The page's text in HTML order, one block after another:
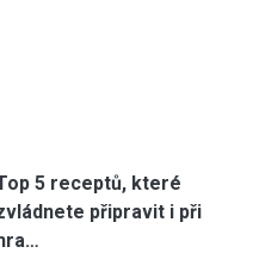
5 receptů, které
připravit i při